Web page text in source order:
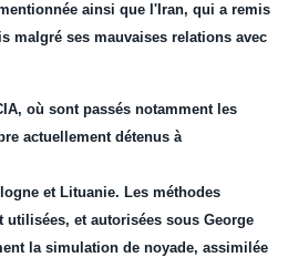
ainsi que l' Iran, qui a remis
malgré ses mauvaises relations avec
où sont passés notamment les
actuellement détenus à
et Lituanie. Les méthodes
et autorisées sous George
la simulation de noyade, assimilée